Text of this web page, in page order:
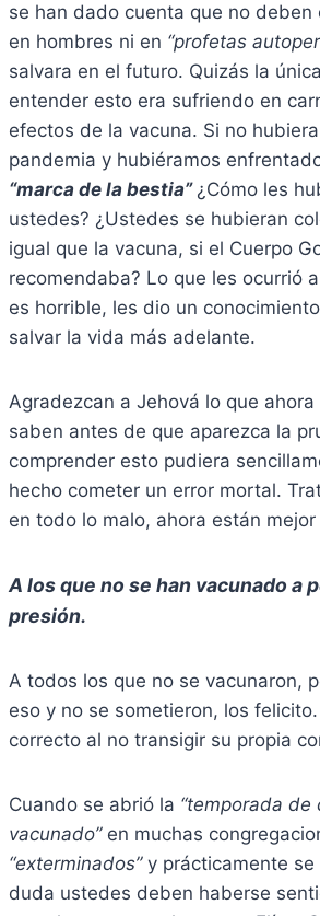
se han dado cuenta que no deben
en hombres ni en “profetas
salvara en el futuro. Quizás la
entender esto era sufriendo en
efectos de la vacuna. Si no
pandemia y hubiéramos
“marca de la bestia” ¿Cómo les
ustedes? ¿Ustedes se hubieran
igual que la vacuna, si el Cuerpo
recomendaba? Lo que les ocurrió
es horrible, les dio un
salvar la vida más adelante.
Agradezcan a Jehová lo que
saben antes de que aparezca la
comprender esto pudiera
hecho cometer un error mortal.
en todo lo malo, ahora están
A los que no se han vacunado a
presión.
A todos los que no se vacunaron,
eso y no se sometieron, los
correcto al no transigir su propia
Cuando se abrió la “temporada de
vacunado”en muchas
“exterminados”y prácticamente se
duda ustedes deben haberse